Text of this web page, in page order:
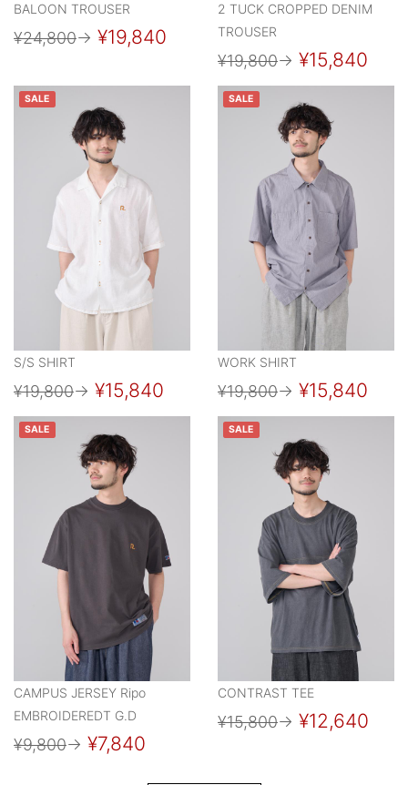
BALOON TROUSER
¥24,800→ ¥19,840
2 TUCK CROPPED DENIM
TROUSER
¥19,800→ ¥15,840
SALE
S/S SHIRT
¥19,800→ ¥15,840
SALE
WORK SHIRT
¥19,800→ ¥15,840
SALE
CAMPUS JERSEY Ripo
EMBROIDEREDT G.D
¥9,800→ ¥7,840
SALE
CONTRAST TEE
¥15,800→ ¥12,640